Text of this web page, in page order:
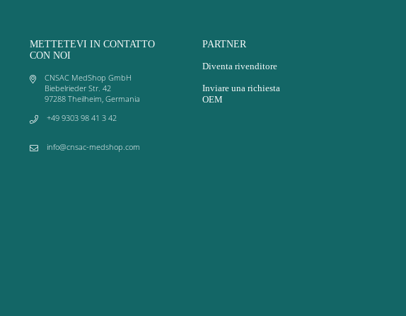
METTETEVI IN CONTATTO
CON NOI
CNSAC MedShop GmbH
Biebelrieder Str. 42
97288 Theilheim, Germania
+49 9303 98 41 3 42
info@cnsac-medshop.com
PARTNER
Diventa rivenditore
Inviare una richiesta
OEM